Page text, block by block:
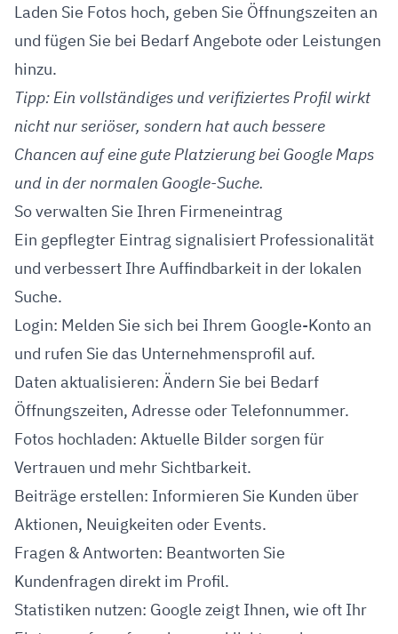
Laden Sie Fotos hoch, geben Sie Öffnungszeiten an
und fügen Sie bei Bedarf Angebote oder Leistungen
hinzu.
Tipp: Ein vollständiges und verifiziertes Profil wirkt
nicht nur seriöser, sondern hat auch bessere
Chancen auf eine gute Platzierung bei Google Maps
und in der normalen Google-Suche.
So verwalten Sie Ihren Firmeneintrag
Ein gepflegter Eintrag signalisiert Professionalität
und verbessert Ihre Auffindbarkeit in der lokalen
Suche.
Login: Melden Sie sich bei Ihrem Google-Konto an
und rufen Sie das Unternehmensprofil auf.
Daten aktualisieren: Ändern Sie bei Bedarf
Öffnungszeiten, Adresse oder Telefonnummer.
Fotos hochladen: Aktuelle Bilder sorgen für
Vertrauen und mehr Sichtbarkeit.
Beiträge erstellen: Informieren Sie Kunden über
Aktionen, Neuigkeiten oder Events.
Fragen & Antworten: Beantworten Sie
Kundenfragen direkt im Profil.
Statistiken nutzen: Google zeigt Ihnen, wie oft Ihr